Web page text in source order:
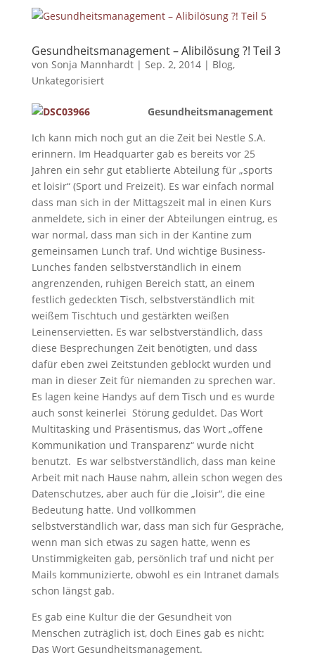
Gesundheitsmanagement – Alibilösung ?! Teil 3
von Sonja Mannhardt| Sep. 2, 2014| Blog,
Unkategorisiert
Gesundheitsmanagement
Ich kann mich noch gut an die Zeit bei Nestle S.A.
erinnern. Im Headquarter gab es bereits vor 25
Jahren ein sehr gut etablierte Abteilung für „sports
et loisir“ (Sport und Freizeit). Es war einfach normal
dass man sich in der Mittagszeit mal in einen Kurs
anmeldete, sich in einer der Abteilungen eintrug, es
war normal, dass man sich in der Kantine zum
gemeinsamen Lunch traf. Und wichtige Business-
Lunches fanden selbstverständlich in einem
angrenzenden, ruhigen Bereich statt, an einem
festlich gedeckten Tisch, selbstverständlich mit
weißem Tischtuch und gestärkten weißen
Leinenservietten. Es war selbstverständlich, dass
diese Besprechungen Zeit benötigten, und dass
dafür eben zwei Zeitstunden geblockt wurden und
man in dieser Zeit für niemanden zu sprechen war.
Es lagen keine Handys auf dem Tisch und es wurde
auch sonst keinerlei Störung geduldet. Das Wort
Multitasking und Präsentismus, das Wort „offene
Kommunikation und Transparenz“ wurde nicht
benutzt. Es war selbstverständlich, dass man keine
Arbeit mit nach Hause nahm, allein schon wegen des
Datenschutzes, aber auch für die „loisir“, die eine
Bedeutung hatte. Und vollkommen
selbstverständlich war, dass man sich für Gespräche,
wenn man sich etwas zu sagen hatte, wenn es
Unstimmigkeiten gab, persönlich traf und nicht per
Mails kommunizierte, obwohl es ein Intranet damals
schon längst gab.
Es gab eine Kultur die der Gesundheit von
Menschen zuträglich ist, doch Eines gab es nicht:
Das Wort Gesundheitsmanagement.